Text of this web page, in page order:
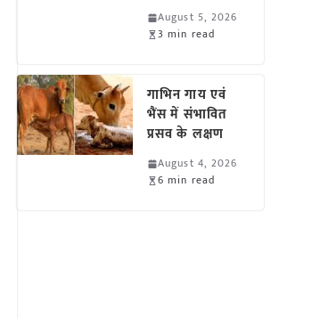
August 5, 2026
3 min read
गाभिन गाय एवं
भैंस में संभावित
प्रसव के लक्षण
August 4, 2026
6 min read